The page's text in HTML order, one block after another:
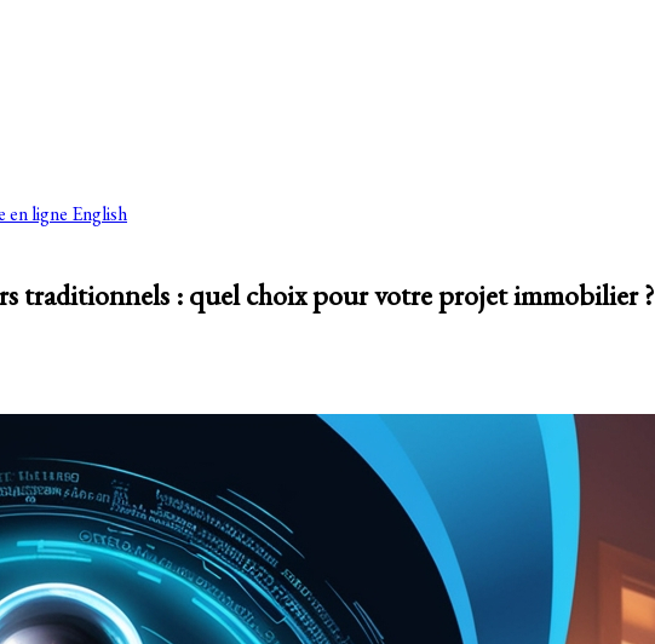
en ligne English
traditionnels : quel choix pour votre projet immobilier ?